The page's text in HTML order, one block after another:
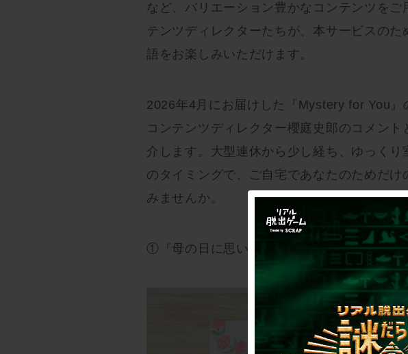
など、バリエーション豊かなコンテンツを
テンツディレクターたちが、本サービスの
語をお楽しみいただけます。
2026年4月にお届けした『Mystery for You』
コンテンツディレクター櫻庭史郎のコメン
介します。大型連休から少し経ち、ゆっくり
のタイミングで、ご自宅であなたのためだ
みませんか。
①『母の日に思い出して』